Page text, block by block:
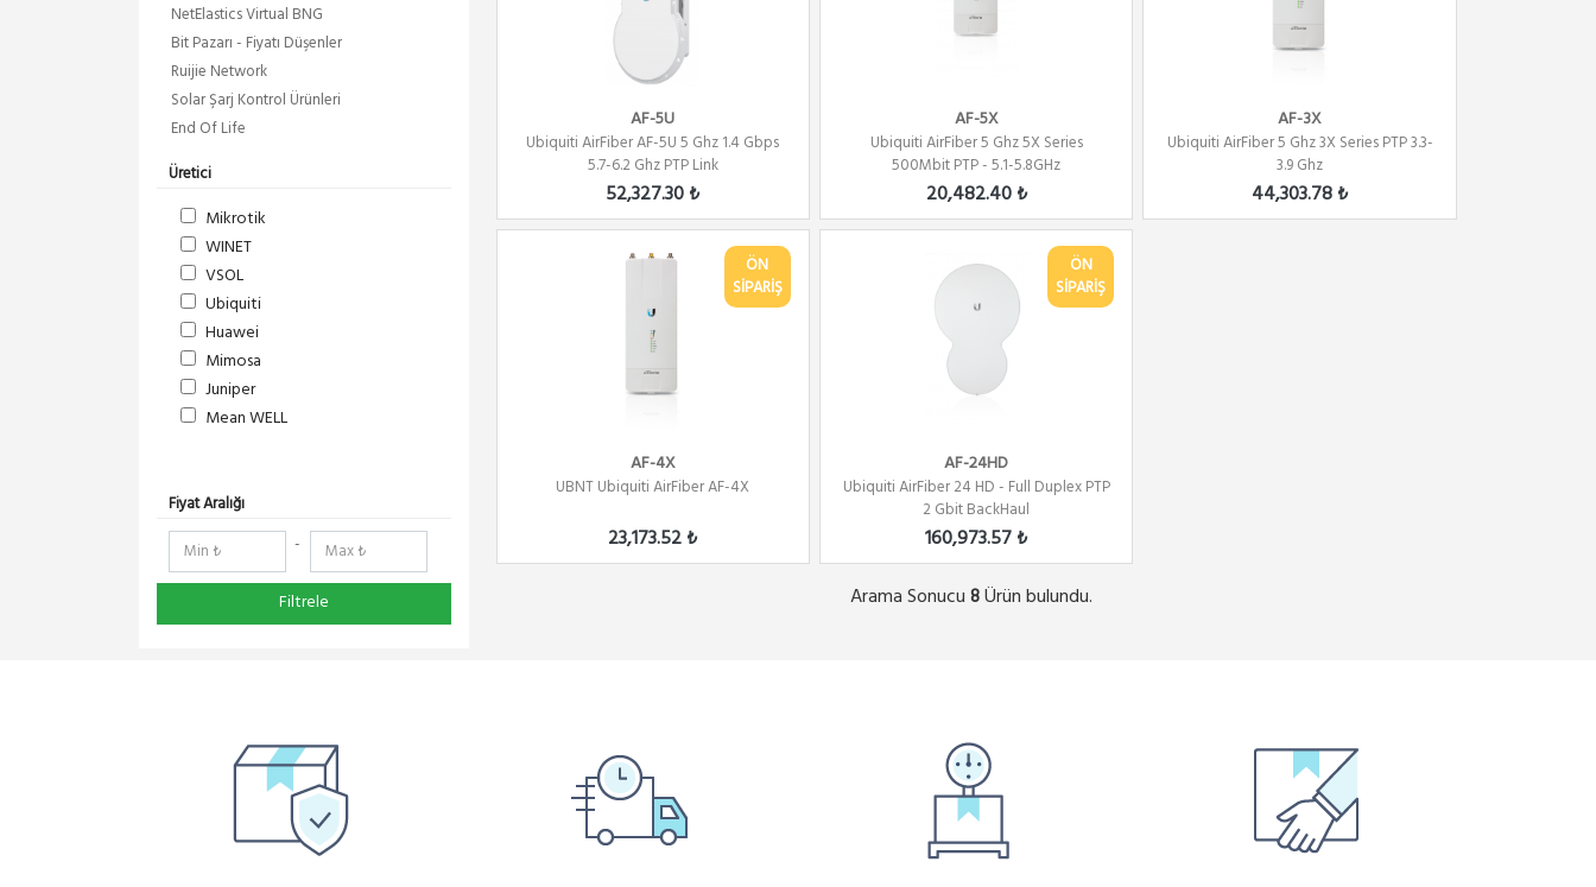
NetElastics Virtual BNG
Bit Pazarı - Fiyatı Düşenler
Ruijie Network
Solar Şarj Kontrol Ürünleri
End Of Life
Üretici
Mikrotik
WINET
VSOL
Ubiquiti
Huawei
Mimosa
Juniper
Mean WELL
RedLine
RF Elements
NetElastic
Paessler
Compex
Extralink
Schneider Electric
DMA-SOFT
Fiyat Aralığı
-
Filtrele
AF-5U
Ubiquiti AirFiber AF-5U 5 Ghz 1.4 Gbps
5.7-6.2 Ghz PTP Link
52,327.30 ₺
AF-5X
Ubiquiti AirFiber 5 Ghz 5X Series
500Mbit PTP - 5.1-5.8GHz
20,482.40 ₺
AF-3X
Ubiquiti AirFiber 5 Ghz 3X Series PTP 3.3-
3.9 Ghz
44,303.78 ₺
ÖN
SİPARİŞ
AF-4X
UBNT Ubiquiti AirFiber AF-4X
23,173.52 ₺
ÖN
SİPARİŞ
AF-24HD
Ubiquiti AirFiber 24 HD - Full Duplex PTP
2 Gbit BackHaul
160,973.57 ₺
Arama Sonucu8Ürün bulundu.